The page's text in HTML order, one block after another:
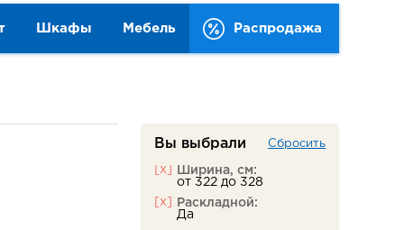
Шкафы Мебель Распродажа
Вы выбрали Сбросить
[x]
Ширина, см:
от 322 до 328
[x]
Раскладной:
Да